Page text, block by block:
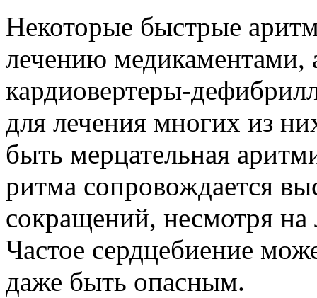
Некоторые быстрые
лечению медикаментами,
кардиовертеры-
для лечения многих из
быть мерцательная
ритма сопровождается
сокращений, несмотря
Частое сердцебиение
даже быть опасным.